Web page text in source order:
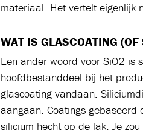
materiaal. Het vertelt eigenlijk
WAT IS GLASCOATING
Een ander woord voor SiO2 is
hoofdbestanddeel bij het
glascoating vandaan.
aangaan. Coatings gebaseerd
silicium hecht op de lak. Je